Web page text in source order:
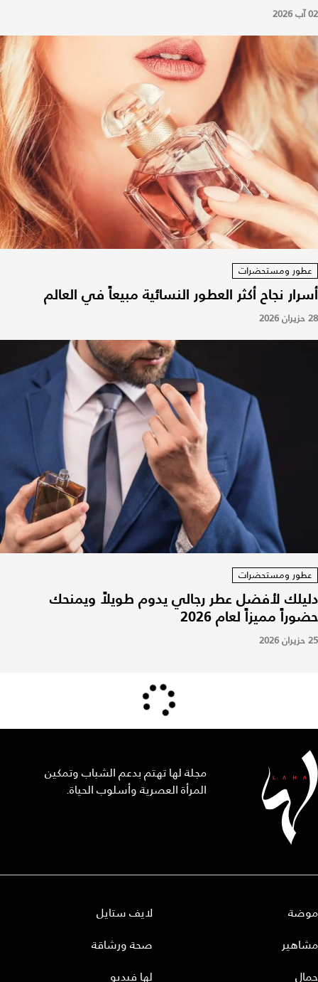
02 آب 2026
عطور ومستحضرات
أسرار نجاح أكثر العطور النسائية مبيعاً في العالم
28 حزيران 2026
عطور ومستحضرات
دليلك لأفضل عطر رجالي يدوم طويلاً ويمنحك
حضوراً مميزاً لعام 2026
25 حزيران 2026
مجلة لها تهتم بدعم الشباب وتمكين
المرأة العصرية وأسلوب الحياة.
موضة
مشاهير
جمال
لايف ستايل
صحة ورشاقة
لها فيديو